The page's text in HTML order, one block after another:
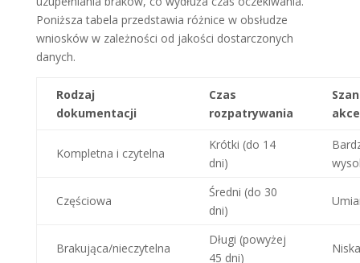
Poniższa tabela przedstawia różnice w obsłudze
wniosków w zależności od jakości dostarczonych
danych.
Rodzaj
dokumentacji
Czas
rozpatrywania
Kompletna i czytelna
Krótki (do 14
dni)
Częściowa
Średni (do 30
dni)
Brakująca/nieczytelna
Długi (powyżej
45 dni)
Niska